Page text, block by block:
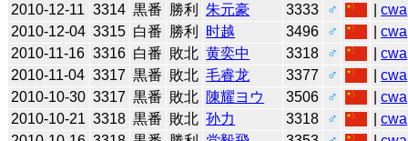
2010-12-11 3314 黒番 勝利 朱元豪 3333 ♂ |cwa
2010-12-04 3315 白番 勝利 时越 3496 ♂ |cwa
2010-11-16 3316 白番 敗北 黄奕中 3318 ♂ |cwa
2010-11-04 3317 黒番 敗北 毛睿龙 3377 ♂ |cwa
2010-10-30 3317 黒番 敗北 陳耀ヨウ 3506 ♂ |cwa
2010-10-21 3318 黒番 敗北 孙力 3318 ♂ |cwa